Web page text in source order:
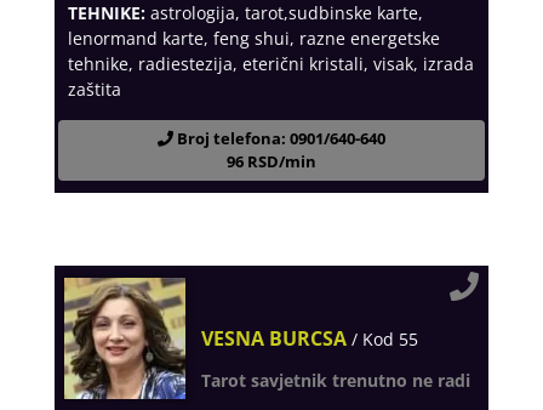
TEHNIKE:astrologija, tarot,sudbinske karte,
lenormand karte, feng shui, razne energetske
tehnike, radiestezija, eterični kristali, visak, izrada
zaštita
Broj telefona: 0901/640-640
96 RSD/min
VESNA BURCSA / Kod 55
Tarot savjetnik trenutno ne radi